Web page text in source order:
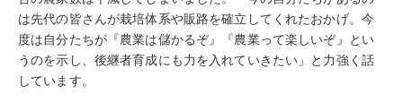
は先代の皆さんが栽培体系や販路を確立してくれたおかげ。今
度は自分たちが『農業は儲かるぞ』『農業って楽しいぞ』とい
うのを示し、後継者育成にも力を入れていきたい」と力強く話
しています。